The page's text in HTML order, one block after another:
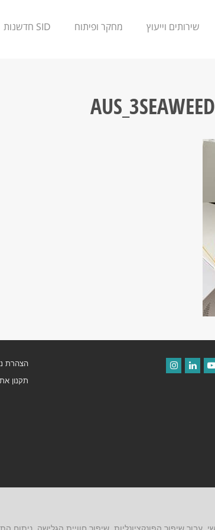
שירותים וייעוץ מחקר ופיתוח SID חדשנות
AUS_3SEAWEED
הצהרת
תקנון